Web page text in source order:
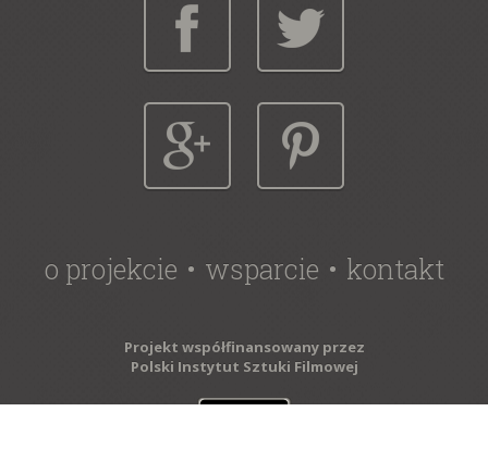
o projekcie wsparcie kontakt
Projekt współfinansowany przez